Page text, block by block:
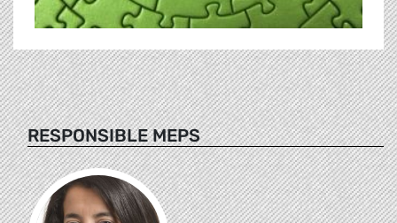
RESPONSIBLE MEPS